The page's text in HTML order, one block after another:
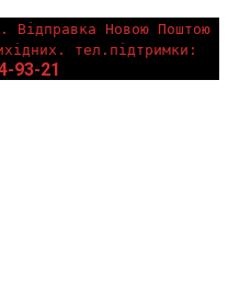
Відправка Новою Поштою
тел.підтримки:
93-21